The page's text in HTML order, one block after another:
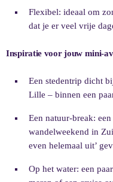
Flexibel: ideaal om
dat je er veel vrije
Inspiratie voor jouw mini-
Een stedentrip dicht
Lille – binnen een
Een natuur-break:
wandelweekend in
even helemaal uit’
Op het water: een